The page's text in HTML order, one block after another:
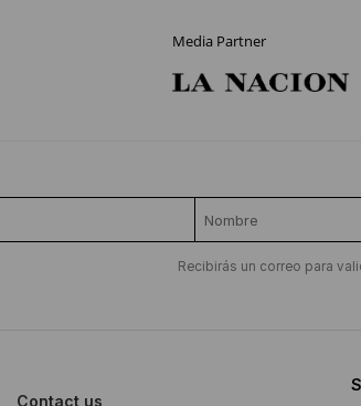
Media Partner
Recibirás un correo para
Contact us